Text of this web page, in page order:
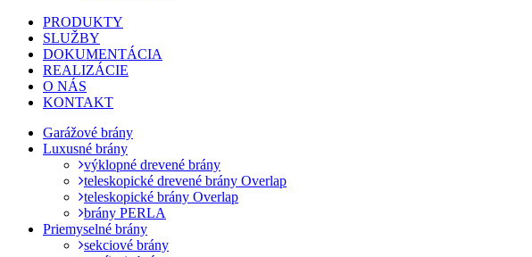
PRODUKTY
SLUŽBY
DOKUMENTÁCIA
REALIZÁCIE
O NÁS
KONTAKT
Garážové brány
Luxusné brány
výklopné drevené brány
teleskopické drevené brány Overlap
teleskopické brány Overlap
brány PERLA
Priemyselné brány
sekciové brány